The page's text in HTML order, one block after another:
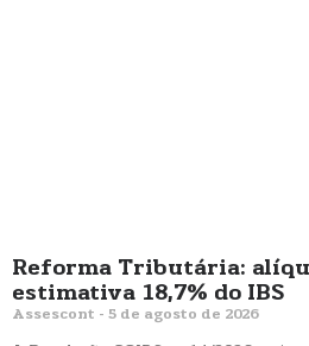
Reforma Tributária:
estimativa 18,7% do IBS
Assescont 5 de agosto de 2026